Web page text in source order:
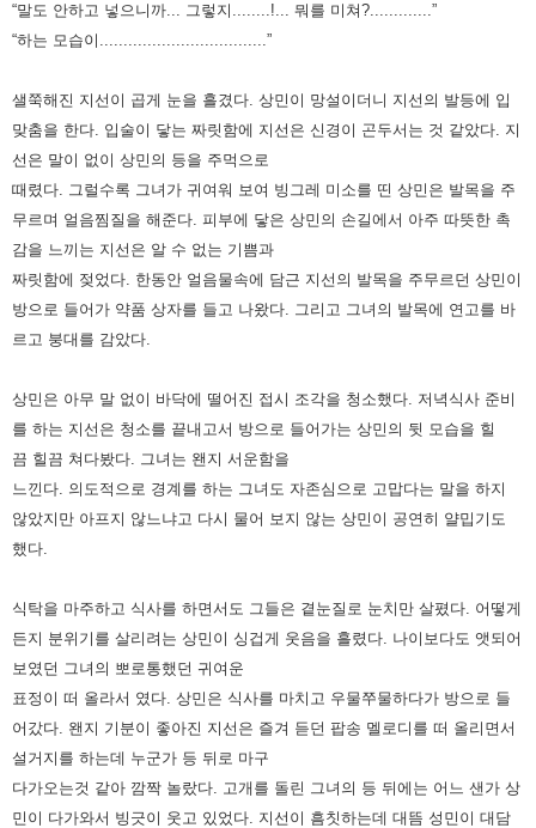
“말도 안하고 넣으니까... 그렇지........!... 뭐를 미쳐?.............”
“하는 모습이...................................”
샐쭉해진 지선이 곱게 눈을 흘겼다. 상민이 망설이더니 지선의 발등에 입
맞춤을 한다. 입술이 닿는 짜릿함에 지선은 신경이 곤두서는 것 같았다. 지
선은 말이 없이 상민의 등을 주먹으로
때렸다. 그럴수록 그녀가 귀여워 보여 빙그레 미소를 띤 상민은 발목을 주
무르며 얼음찜질을 해준다. 피부에 닿은 상민의 손길에서 아주 따뜻한 촉
감을 느끼는 지선은 알 수 없는 기쁨과
짜릿함에 젖었다. 한동안 얼음물속에 담근 지선의 발목을 주무르던 상민이
방으로 들어가 약품 상자를 들고 나왔다. 그리고 그녀의 발목에 연고를 바
르고 붕대를 감았다.
상민은 아무 말 없이 바닥에 떨어진 접시 조각을 청소했다. 저녁식사 준비
를 하는 지선은 청소를 끝내고서 방으로 들어가는 상민의 뒷 모습을 힐
끔 힐끔 쳐다봤다. 그녀는 왠지 서운함을
느낀다. 의도적으로 경계를 하는 그녀도 자존심으로 고맙다는 말을 하지
않았지만 아프지 않느냐고 다시 물어 보지 않는 상민이 공연히 얄밉기도
했다.
식탁을 마주하고 식사를 하면서도 그들은 곁눈질로 눈치만 살폈다. 어떻게
든지 분위기를 살리려는 상민이 싱겁게 웃음을 흘렸다. 나이보다도 앳되어
보였던 그녀의 뽀로통했던 귀여운
표정이 떠 올라서 였다. 상민은 식사를 마치고 우물쭈물하다가 방으로 들
어갔다. 왠지 기분이 좋아진 지선은 즐겨 듣던 팝송 멜로디를 떠 올리면서
설거지를 하는데 누군가 등 뒤로 마구
다가오는것 같아 깜짝 놀랐다. 고개를 돌린 그녀의 등 뒤에는 어느 샌가 상
민이 다가와서 빙긋이 웃고 있었다. 지선이 흠칫하는데 대뜸 성민이 대담